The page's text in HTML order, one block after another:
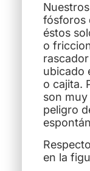
fósforos
éstos
o
ubicado
o cajita.
son
peligro
en la